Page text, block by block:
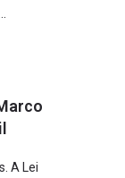
o
e
a
A Lei